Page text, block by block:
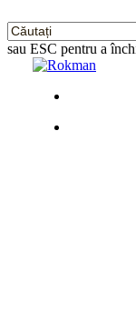
la
conținutul
principal
sau ESC pentru a
Închide
Meniu